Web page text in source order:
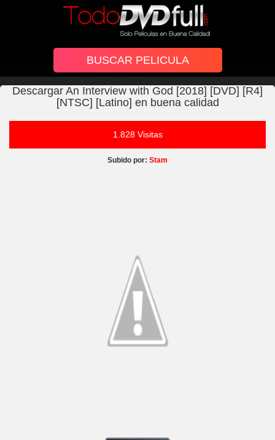
Descargar An Interview with God [2018] [DVD] [R4]
[NTSC] [Latino] en buena calidad
1.828 Visitas
Subido por: Stam